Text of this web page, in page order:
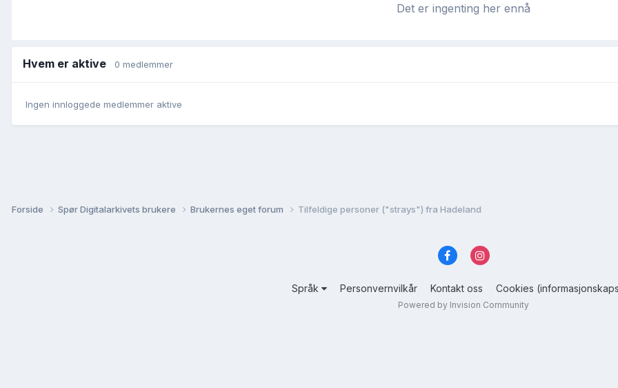
Det er ingenting her ennå
Hvem er aktive 0 medlemmer
Ingen innloggede medlemmer aktive
Forside Spør Digitalarkivets brukere Brukernes eget forum Tilfeldige personer ("strays") fra Hadeland
Språk Personvernvilkår Kontakt oss Cookies
Powered by Invision Community